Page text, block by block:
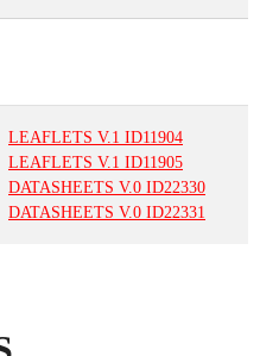
LEAFLETS V.1 ID11904
LEAFLETS V.1 ID11905
DATASHEETS V.0 ID22330
DATASHEETS V.0 ID22331